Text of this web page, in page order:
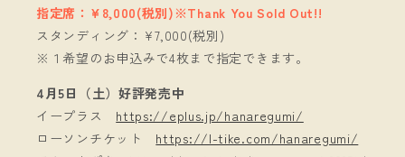
指定席：¥8,000(税別)※Thank You Sold Out!!
スタンディング：¥7,000(税別)
※１希望のお申込みで4枚まで指定できます。
4月5日（土）好評発売中
イープラス https://eplus.jp/hanaregumi/
ローソンチケット https://l-tike.com/hanaregumi/